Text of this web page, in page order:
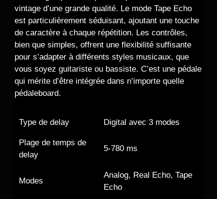
vintage d’une grande qualité. Le mode Tape Echo
est particulièrement séduisant, ajoutant une touche
de caractère à chaque répétition. Les contrôles,
bien que simples, offrent une flexibilité suffisante
pour s’adapter à différents styles musicaux, que
vous soyez guitariste ou bassiste. C’est une pédale
qui mérite d’être intégrée dans n’importe quelle
pédaleboard.
Type de delay Digital avec 3 modes
Plage de temps de
delay
5-780 ms
Modes
Analog, Real Echo, Tape
Echo